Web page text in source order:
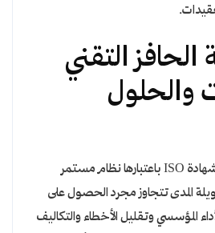
التقني
والحلول
الشركات التي تتعامل مع شهادة ISO باعتبارها نظام مستمر
المدى تتجاوز مجرد الحصول على
المؤسسي وتقليل الأخطاء والتكاليف